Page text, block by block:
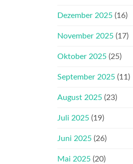
Dezember 2025 (16)
November 2025 (17)
Oktober 2025 (25)
September 2025 (11)
August 2025 (23)
Juli 2025 (19)
Juni 2025 (26)
Mai 2025 (20)